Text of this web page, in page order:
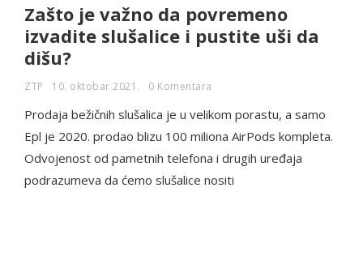
Zašto je važno da povremeno
izvadite slušalice i pustite uši da
dišu?
ZTP 10. oktobar 2021. 0 Komentara
Prodaja bežičnih slušalica je u velikom porastu, a samo
Epl je 2020. prodao blizu 100 miliona AirPods kompleta.
Odvojenost od pametnih telefona i drugih uređaja
podrazumeva da ćemo slušalice nositi